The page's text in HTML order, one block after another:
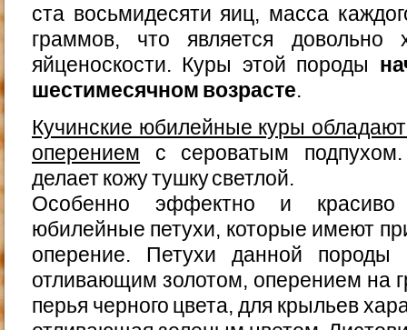
ста восьмидесяти яиц, масса
граммов, что является довольно
яйценоскости. Куры этой породы
шестимесячном возрасте.
Кучинские юбилейные куры
оперением с сероватым
делает кожу тушку светлой.
Особенно эффектно и красиво
юбилейные петухи, которые имеют
оперение. Петухи данной породы
отливающим золотом, оперением на
перья черного цвета, для крыльев